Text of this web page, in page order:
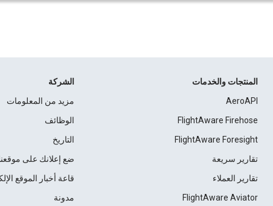
المنتجات والخدمات
AeroAPI
FlightAware Firehose
FlightAware Foresight
تقارير سريعة
تقارير العملاء
FlightAware Aviator
الشركة
مزيد من المعلومات
الوظائف
التاريخ
ضع إعلانك على
قاعة أخبار الموقع
مدونة